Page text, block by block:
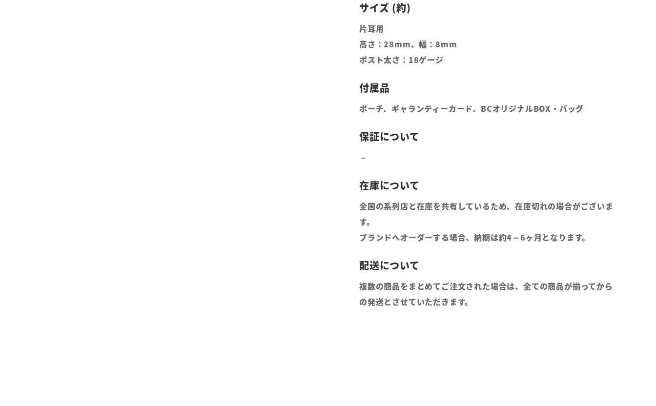
片耳用
高さ：28mm、幅：8mm
ポスト太さ：18ゲージ
ポーチ、ギャランティーカード、BCオリジナルBOX・バッグ
全国の系列店と在庫を共有しているため、在庫切れの場合がございま
す。
ブランドへオーダーする場合、納期は約4～6ヶ月となります。
複数の商品をまとめてご注文された場合は、全ての商品が揃ってから
の発送とさせていただきます。